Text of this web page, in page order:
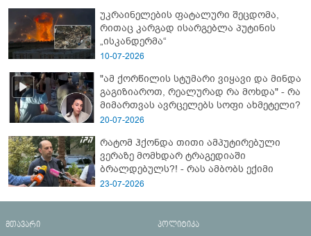
უკრაინელების ფატალური შეცდომა,
რითაც კარგად ისარგებლა პუტინის
„ისკანდერმა“
10-07-2026
"ამ ქორწილის სტუმარი ვიყავი და მინდა
გაგიზიაროთ, რეალურად რა მოხდა" - რა
მიმართვას ავრცელებს სოფი ახმეტელი?
20-07-2026
რატომ ჰქონდა თითი ამპუტირებული
ვერაზე მომხდარ ტრაგედიაში
ბრალდებულს?! - რას ამბობს ექიმი
23-07-2026
მთავარი
პოლიტიკა